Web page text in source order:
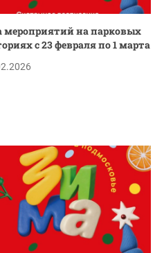
на парковых
с 23 февраля по 1 марта